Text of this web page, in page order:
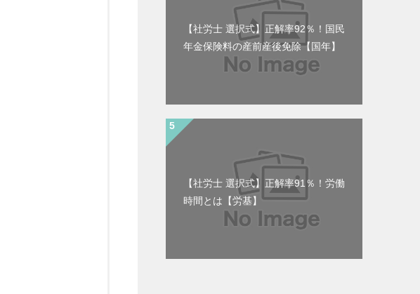
【社労士 選択式】正解率92％！国民
年金保険料の産前産後免除【国年】
【社労士 選択式】正解率91％！労働
時間とは【労基】